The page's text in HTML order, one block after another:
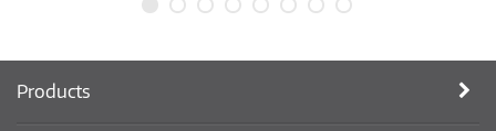
Products